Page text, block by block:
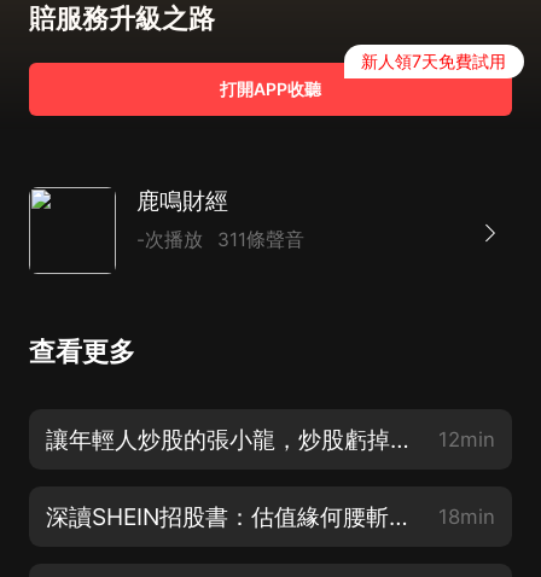
賠服務升級之路
打開APP收聽
新人領7天免費試用
鹿鳴財經
-次播放 311條聲音
查看更多
讓年輕人炒股的張小龍，炒股虧掉了粉筆5600萬 12min
深讀SHEIN招股書：估值緣何腰斬，增長因何熄火 18min